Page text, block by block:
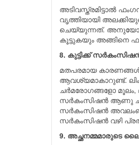
അടിവസ്ത്രമിട്ടാല്‍
വൃത്തിയായി
ചെയ്യുന്നത്.
കൂട്ടുകയും അങ്ങിനെ
8. കുട്ടിക്ക്
മതപരമായ
ആവശ്യമാകാറുണ്ട്.
ചര്‍മരോഗങ്ങളോ മൂലം,
സർകംസിഷൻ ആണു
സർകംസിഷൻ
സർകംസിഷൻ വഴി
9. അച്ഛനമ്മമാരുടെ